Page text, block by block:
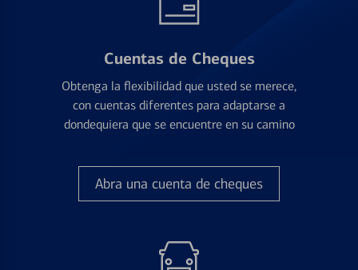
Cuentas de Cheques
Obtenga la flexibilidad que usted se merece,
con cuentas diferentes para adaptarse a
dondequiera que se encuentre en su camino
Abra una cuenta de cheques